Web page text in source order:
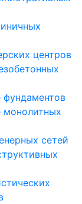
центров
фундаментов
монолитных
сетей